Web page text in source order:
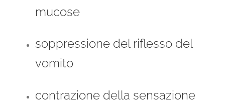
mucose
soppressione del riflesso del
vomito
contrazione della sensazione